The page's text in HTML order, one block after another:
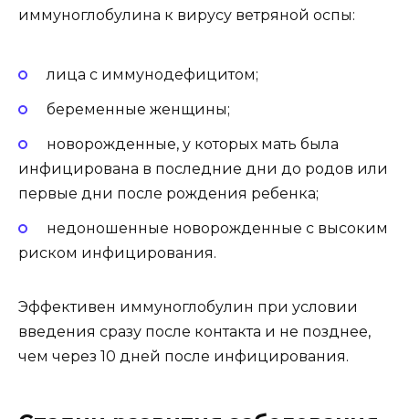
иммуноглобулина к вирусу ветряной оспы:
лица с иммунодефицитом;
беременные женщины;
новорожденные, у которых мать была
инфицирована в последние дни до родов или
первые дни после рождения ребенка;
недоношенные новорожденные с высоким
риском инфицирования.
Эффективен иммуноглобулин при условии
введения сразу после контакта и не позднее,
чем через 10 дней после инфицирования.